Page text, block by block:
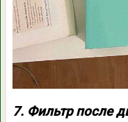
7. Фильтр после